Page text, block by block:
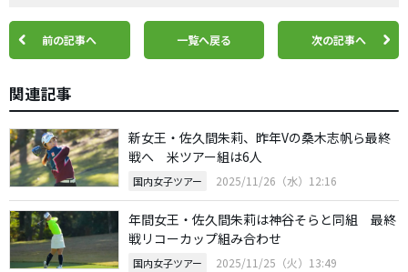
前の記事へ 一覧へ戻る 次の記事へ
関連記事
新女王・佐久間朱莉、昨年Vの桑木志帆ら最終
戦へ 米ツアー組は6人
国内女子ツアー 2025/11/26（水）12:16
年間女王・佐久間朱莉は神谷そらと同組 最終
戦リコーカップ組み合わせ
国内女子ツアー 2025/11/25（火）13:49